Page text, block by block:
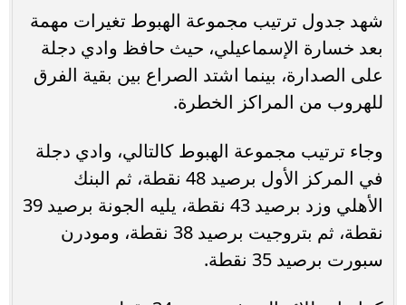
شهد جدول ترتيب مجموعة الهبوط تغيرات مهمة
بعد خسارة الإسماعيلي، حيث حافظ وادي دجلة
على الصدارة، بينما اشتد الصراع بين بقية الفرق
للهروب من المراكز الخطرة.
وجاء ترتيب مجموعة الهبوط كالتالي، وادي دجلة
في المركز الأول برصيد 48 نقطة، ثم البنك
الأهلي وزد برصيد 43 نقطة، يليه الجونة برصيد 39
نقطة، ثم بتروجيت برصيد 38 نقطة، ومودرن
سبورت برصيد 35 نقطة.